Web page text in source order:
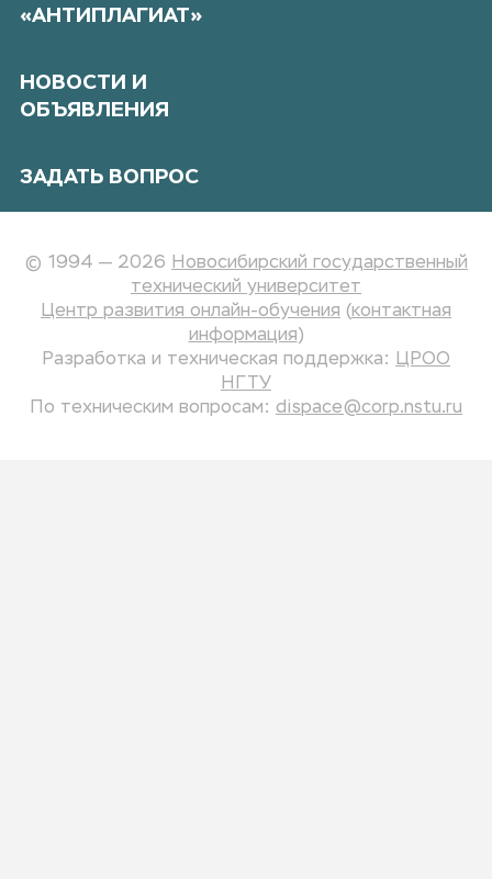
«АНТИПЛАГИАТ»
НОВОСТИ И
ОБЪЯВЛЕНИЯ
ЗАДАТЬ ВОПРОС
© 1994 — 2026 Новосибирский государственный
технический университет
Центр развития онлайн-обучения (контактная
информация)
Разработка и техническая поддержка:
ЦРОО
НГТУ
По техническим вопросам: dispace@corp.nstu.ru